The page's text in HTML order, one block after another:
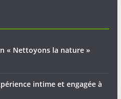
« Nettoyons la nature »
intime et engagée à